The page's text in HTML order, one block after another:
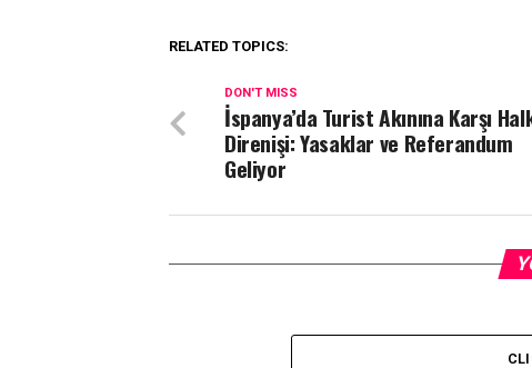
RELATED TOPICS:
DON'T MISS
İspanya’da Turist Akınına Karşı
Direnişi: Yasaklar ve Referandum
Geliyor